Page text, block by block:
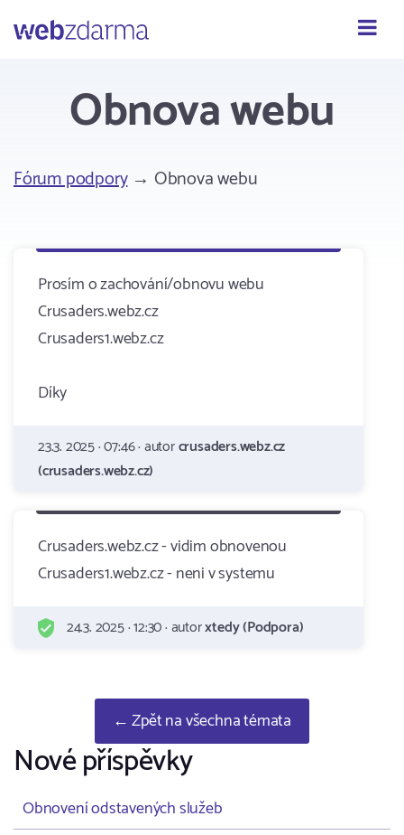
Webzdarma
Obnova webu
Fórum podpory→ Obnova webu
Prosím o zachování/obnovu webu
Crusaders.webz.cz
Crusaders1.webz.cz
Díky
23.3. 2025 · 07:46 · autorcrusaders.webz.cz
(crusaders.webz.cz)
Crusaders.webz.cz - vidim obnovenou
Crusaders1.webz.cz - neni v systemu
24.3. 2025 · 12:30 · autorxtedy (Podpora)
← Zpět na všechna témata
Nové příspěvky
Obnovení odstavených služeb